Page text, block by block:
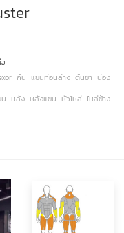
ก้น แขนท่อนล่าง ต้นขา น่อง
หลัง หลังแขน หัวไหล่ ไหล่ข้าง